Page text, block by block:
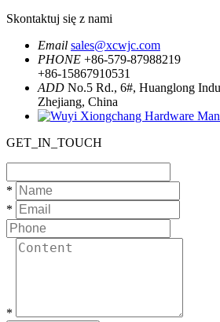
Skontaktuj się z nami
Email sales@xcwjc.com
PHONE +86-579-87988219
+86-15867910531
ADD No.5 Rd., 6#, Huanglong
Zhejiang, China
GET_IN_TOUCH
*
*
*